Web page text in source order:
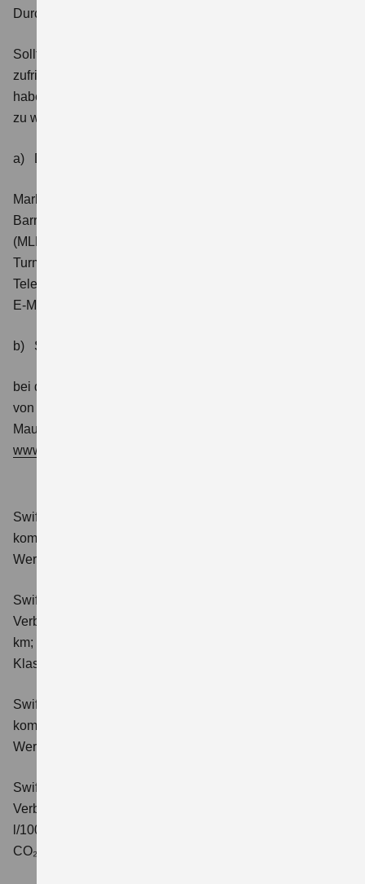
Durchsetzungs- und Schlichtungsverfahren
Sollten Sie innerhalb eines Monats keine
zufriedenstellende Antwort auf Ihr Feedback erhalten,
haben Sie die Möglichkeit, sich an die folgenden Stellen
zu wenden:
a) Durchsetzungsverfahren (§ 20 BFSG)
Marktüberwachungsstelle der Länder für die
Barrierefreiheit von Produkten und Dienstleistungen
(MLBF)
Turmschanzenstraße 25, 39114 Magdeburg
Telefon: (0391) 567-4530
E-Mail:
b) Schlichtungsstelle BGG
bei der Beauftragten der Bundesregierung für die Belange
von Menschen mit Behinderungen
Mauerstraße 53, 10117 Berlin
www.schlichtungsstelle-bgg.de
Swift 1.2 DUALJET HYBRID Club
kombinierter Energieverbrauch 4,4 l/100km; kombinierter
Wert der CO₂-Emission: 98 g/km; CO₂-Klasse: C.
Swift 1.2 DUALJET HYBRID ALLGRIP Club
Verbrauchswerte: kombinierter Energieverbrauch 4,9 l/100
km; kombinierter Wert der CO₂-Emission: 111 g/km; CO₂-
Klasse: C.
Swift 1.2 DUALJET HYBRID Comfort
kombinierter Energieverbrauch 4,4 l/100km; kombinierter
Wert der CO₂-Emission: 99 g/km; CO₂-Klasse: C.
Swift 1.2 DUALJET HYBRID CVT Comfort
Verbrauchswerte: kombinierter Energieverbrauch 4,7
l/100km; kombinierter Wert der CO₂-Emission: 106 g/km;
CO₂-Klasse: C.